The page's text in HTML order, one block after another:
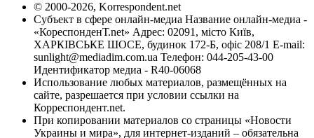
© 2000-2026, Korrespondent.net
Субъект в сфере онлайн-медиа Название онлайн-медиа -
«КореспонденТ.net» Адрес: 02091, місто Київ,
ХАРКІВСЬКЕ ШОСЕ, будинок 172-Б, офіс 208/1 E-mail:
sunlight@mediadim.com.ua Телефон: 044-205-43-00
Идентификатор медиа - R40-06068
Использование любых материалов, размещённых на
сайте, разрешается при условии ссылки на
Корреспондент.net.
При копировании материалов со страницы «Новости
Украины и мира», для интернет-изданий – обязательна